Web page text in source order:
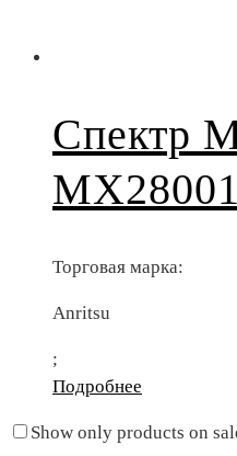
Спектр
Торговая марка:
Anritsu
;
Подробнее
Show only products on